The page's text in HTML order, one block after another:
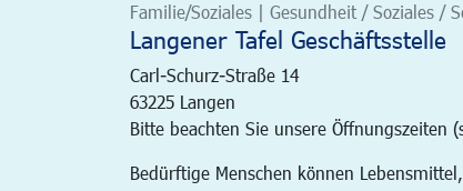
Familie/Soziales | Gesundheit / Soziales /
Langener Tafel Geschäftsstelle
Carl-Schurz-Straße 14
63225 Langen
Bitte beachten Sie unsere Öffnungszeiten
Bedürftige Menschen können